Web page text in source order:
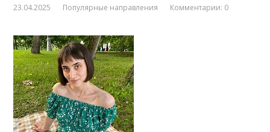
23.04.2025 Популярные направления Комментарии: 0